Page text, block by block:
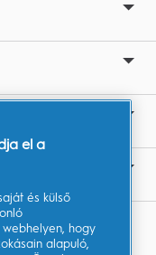
el a
és külső
webhelyen, hogy
alapuló,